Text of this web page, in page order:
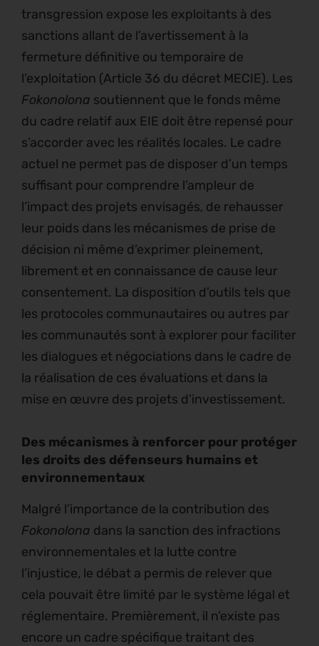
transgression expose les exploitants à des
sanctions allant de l’avertissement à la
fermeture définitive ou temporaire de
l’exploitation (Article 36 du décret MECIE). Les
Fokonolona soutiennent que le fonds même
du cadre relatif aux EIE doit être repensé pour
s’accorder avec les réalités locales. Le cadre
actuel ne permet pas de disposer d’un temps
suffisant pour comprendre l’ampleur de
l’impact des projets envisagés, de rehausser
leur poids dans les mécanismes de prise de
décision ni même d’exprimer pleinement,
librement et en connaissance de cause leur
consentement. La disposition d’outils tels que
les protocoles communautaires ou autres par
les communautés sont à explorer pour faciliter
les dialogues et négociations dans le cadre de
la réalisation de ces évaluations et dans la
mise en œuvre des projets d’investissement.
Des mécanismes à renforcer pour protéger
les droits des défenseurs humains et
environnementaux
Malgré l’importance de la contribution des
Fokonolona dans la sanction des infractions
environnementales et la lutte contre
l’injustice, le débat a permis de relever que
cela pouvait être limité par le système légal et
réglementaire. Premièrement, il n’existe pas
encore un cadre spécifique traitant des